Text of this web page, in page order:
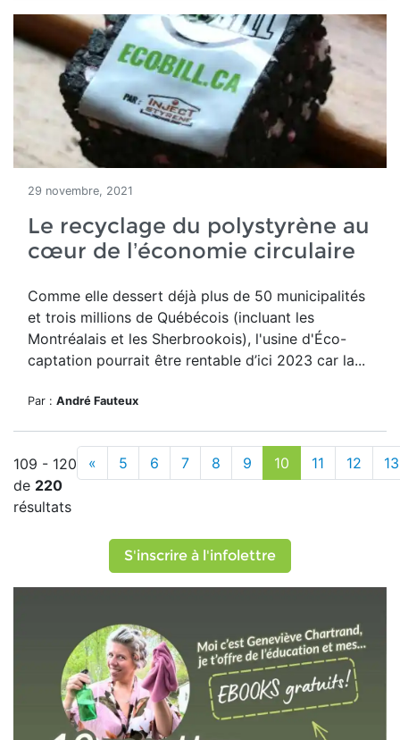
29 novembre, 2021
Le recyclage du polystyrène au
cœur de l’économie circulaire
Comme elle dessert déjà plus de 50 municipalités
et trois millions de Québécois (incluant les
Montréalais et les Sherbrookois), l'usine d'Éco-
captation pourrait être rentable d’ici 2023 car la...
Par : André Fauteux
109 - 120
de 220
résultats
« 5 6 7 8 9 10 11 12 13
S'inscrire à l'infolettre